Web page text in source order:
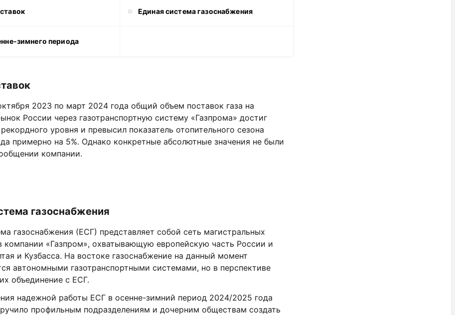
Единая система газоснабжения
зимнего периода
2023 по март 2024 года общий объем поставок газа на
России через газотранспортную систему «Газпрома» достиг
уровня и превысил показатель отопительного сезона
примерно на 5%. Однако конкретные абсолютные значения не были
компании.
газоснабжения
газоснабжения (ЕСГ) представляет собой сеть магистральных
компании «Газпром», охватывающую европейскую часть России и
и Кузбасса. На востоке газоснабжение на данный момент
автономными газотранспортными системами, но в перспективе
объединение с ЕСГ.
надежной работы ЕСГ в осенне-зимний период 2024/2025 года
профильным подразделениям и дочерним обществам создать